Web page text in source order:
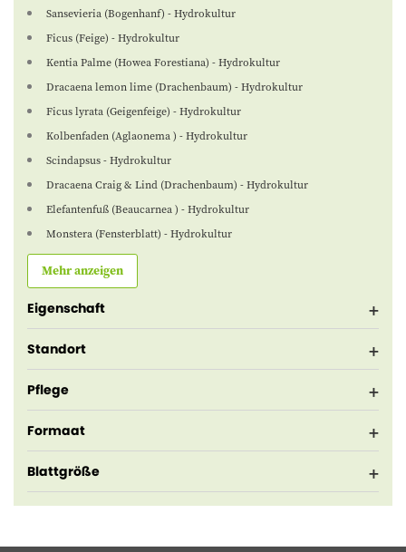
Sansevieria (Bogenhanf) - Hydrokultur
Ficus (Feige) - Hydrokultur
Kentia Palme (Howea Forestiana) - Hydrokultur
Dracaena lemon lime (Drachenbaum) - Hydrokultur
Ficus lyrata (Geigenfeige) - Hydrokultur
Kolbenfaden (Aglaonema ) - Hydrokultur
Scindapsus - Hydrokultur
Dracaena Craig & Lind (Drachenbaum) - Hydrokultur
Elefantenfuß (Beaucarnea ) - Hydrokultur
Monstera (Fensterblatt) - Hydrokultur
Mehr anzeigen
Eigenschaft
Standort
Pflege
Formaat
Blattgröße